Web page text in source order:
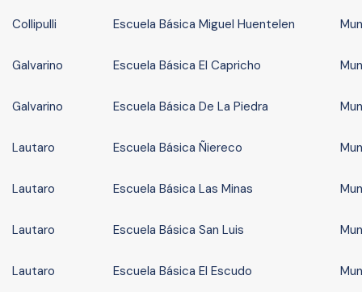
Collipulli Escuela Básica Miguel Huentelen
Galvarino Escuela Básica El Capricho
Galvarino Escuela Básica De La Piedra
Lautaro Escuela Básica Ñiereco
Lautaro Escuela Básica Las Minas
Lautaro Escuela Básica San Luis
Lautaro Escuela Básica El Escudo